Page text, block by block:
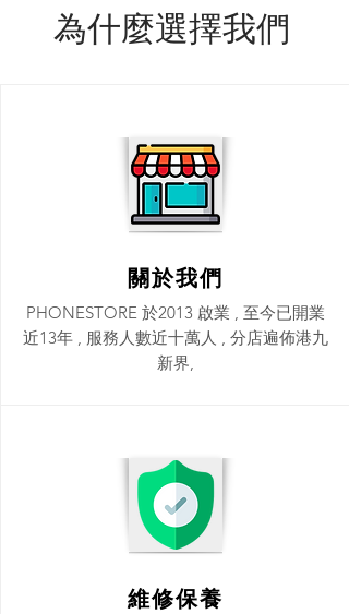
為什麼選擇我們
關於我們
PHONESTORE 於2013 啟業 , 至今已開業
近13年 , 服務人數近十萬人 , 分店遍佈港九
新界,
維修保養